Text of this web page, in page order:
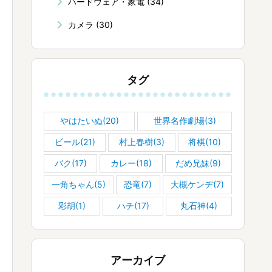
カメラ (30)
タグ
やはたいぬ(20) 世界名作劇場(3)
ビール(21) 村上春樹(3) 将棋(10)
バク(17) カレー(18) だめ兄妹(9)
一角ちゃん(5) 恐竜(7) 大槻ケンヂ(7)
彩胡(1) ハチ(17) 丸石神(4)
アーカイブ